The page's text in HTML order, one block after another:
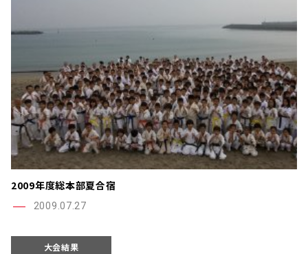
2009年度総本部夏合宿
2009.07.27
大会結果